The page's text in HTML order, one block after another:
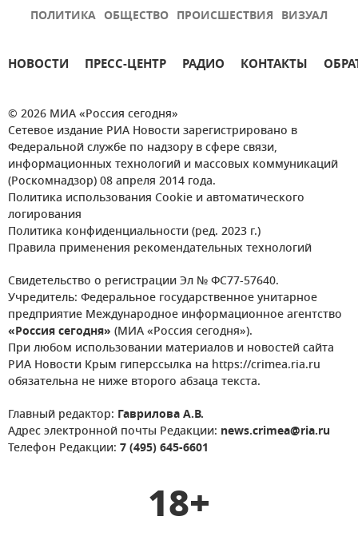
ПОЛИТИКА ОБЩЕСТВО ПРОИСШЕСТВИЯ ВИЗУАЛ
НОВОСТИ ПРЕСС-ЦЕНТР РАДИО КОНТАКТЫ
© 2026 МИА «Россия сегодня»
Сетевое издание РИА Новости зарегистрировано в
Федеральной службе по надзору в сфере связи,
информационных технологий и массовых коммуникаций
(Роскомнадзор) 08 апреля 2014 года.
Политика использования Cookie и автоматического
логирования
Политика конфиденциальности (ред. 2023 г.)
Правила применения рекомендательных технологий
Свидетельство о регистрации Эл № ФС77-57640.
Учредитель: Федеральное государственное унитарное
предприятие Международное информационное агентство
«Россия сегодня» (МИА «Россия сегодня»).
При любом использовании материалов и новостей сайта
РИА Новости Крым гиперссылка на https://crimea.ria.ru
обязательна не ниже второго абзаца текста.
Главный редактор: Гаврилова А.В.
Адрес электронной почты Редакции: news.crimea@ria.ru
Телефон Редакции: 7 (495) 645-6601
18+